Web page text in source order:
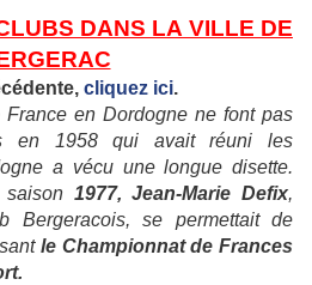
DANS LA VILLE DE
cliquez ici.
en Dordogne ne font pas
en 1958 qui avait réuni les
a vécu une longue disette.
saison 1977, Jean-Marie Defix,
Bergeracois, se permettait de
le Championnat de Frances